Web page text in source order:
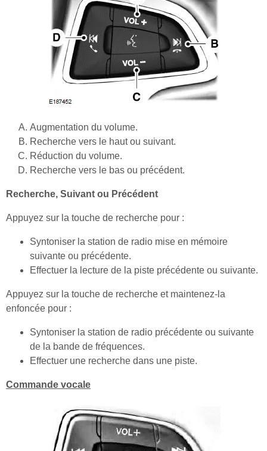
Augmentation du volume.
Recherche vers le haut ou suivant.
Réduction du volume.
Recherche vers le bas ou précédent.
Recherche, Suivant ou Précédent
Appuyez sur la touche de recherche pour :
Syntoniser la station de radio mise en mémoire
suivante ou précédente.
Effectuer la lecture de la piste précédente ou suivante.
Appuyez sur la touche de recherche et maintenez-la
enfoncée pour :
Syntoniser la station de radio précédente ou suivante
de la bande de fréquences.
Effectuer une recherche dans une piste.
Commande vocale